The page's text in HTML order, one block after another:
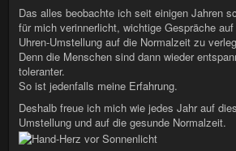
Das alles beobachte ich seit einigen Jahren
für mich verinnerlicht, wichtige Gespräche
Uhren-Umstellung auf die Normalzeit zu
Denn die Menschen sind dann wieder
toleranter.
So ist jedenfalls meine Erfahrung.
Deshalb freue ich mich wie jedes Jahr auf
Umstellung und auf die gesunde Normalzeit.